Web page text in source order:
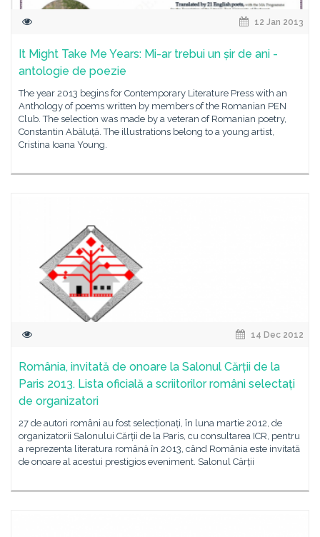
12 Jan 2013
It Might Take Me Years: Mi-ar trebui un șir de ani -
antologie de poezie
The year 2013 begins for Contemporary Literature Press with an
Anthology of poems written by members of the Romanian PEN
Club. The selection was made by a veteran of Romanian poetry,
Constantin Abăluță. The illustrations belong to a young artist,
Cristina Ioana Young.
14 Dec 2012
România, invitată de onoare la Salonul Cărții de la
Paris 2013. Lista oficială a scriitorilor români selectați
de organizatori
27 de autori români au fost selecționați, în luna martie 2012, de
organizatorii Salonului Cărții de la Paris, cu consultarea ICR, pentru
a reprezenta literatura română în 2013, când România este invitată
de onoare al acestui prestigios eveniment. Salonul Cărții